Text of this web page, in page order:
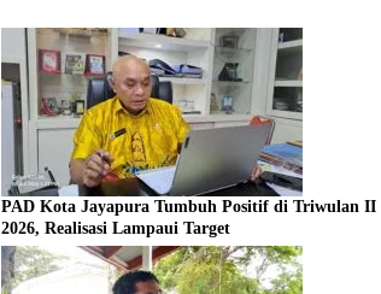
PAD Kota Jayapura Tumbuh Positif di Triwulan II
2026, Realisasi Lampaui Target